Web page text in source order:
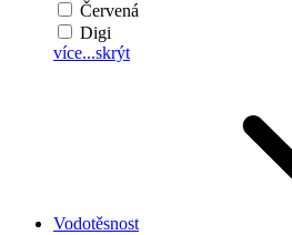
Červená
Digi
více...skrýt
Vodotěsnost